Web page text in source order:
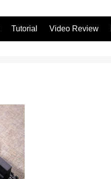
Tutorial Video Review